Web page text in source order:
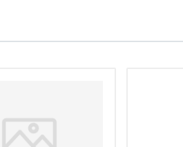
0.75-inch (20mm) titanium dome
4 Ohm – Tương thích với hầu hết ampli
330 x 196 x 216 mm (13 x 7.74 x 8.51
4.5 kg mỗi loa (10 lbs) – Xây dựng chắc